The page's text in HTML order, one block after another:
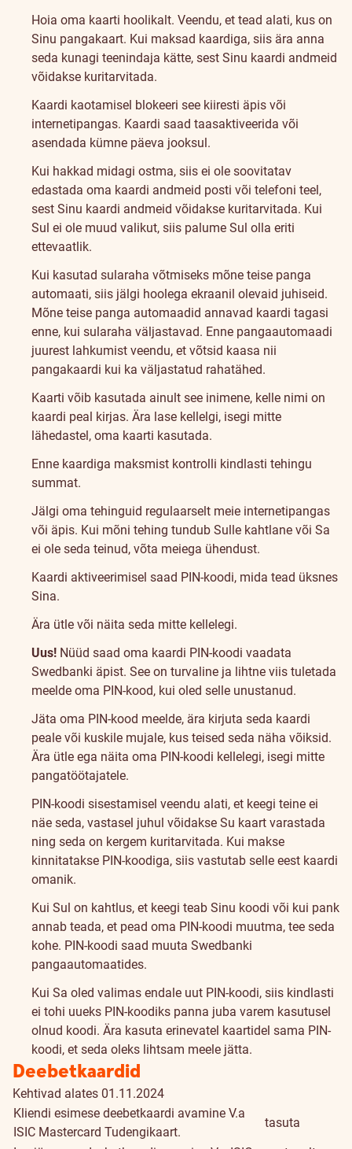
Hoia oma kaarti hoolikalt. Veendu, et tead alati, kus on
Sinu pangakaart. Kui maksad kaardiga, siis ära anna
seda kunagi teenindaja kätte, sest Sinu kaardi andmeid
võidakse kuritarvitada.
Kaardi kaotamisel blokeeri see kiiresti äpis või
internetipangas. Kaardi saad taasaktiveerida või
asendada kümne päeva jooksul.
Kui hakkad midagi ostma, siis ei ole soovitatav
edastada oma kaardi andmeid posti või telefoni teel,
sest Sinu kaardi andmeid võidakse kuritarvitada. Kui
Sul ei ole muud valikut, siis palume Sul olla eriti
ettevaatlik.
Kui kasutad sularaha võtmiseks mõne teise panga
automaati, siis jälgi hoolega ekraanil olevaid juhiseid.
Mõne teise panga automaadid annavad kaardi tagasi
enne, kui sularaha väljastavad. Enne pangaautomaadi
juurest lahkumist veendu, et võtsid kaasa nii
pangakaardi kui ka väljastatud rahatähed.
Kaarti võib kasutada ainult see inimene, kelle nimi on
kaardi peal kirjas. Ära lase kellelgi, isegi mitte
lähedastel, oma kaarti kasutada.
Enne kaardiga maksmist kontrolli kindlasti tehingu
summat.
Jälgi oma tehinguid regulaarselt meie internetipangas
või äpis. Kui mõni tehing tundub Sulle kahtlane või Sa
ei ole seda teinud, võta meiega ühendust.
Kaardi aktiveerimisel saad PIN-koodi, mida tead üksnes
Sina.
Ära ütle või näita seda mitte kellelegi.
Uus! Nüüd saad oma kaardi PIN-koodi vaadata
Swedbanki äpist. See on turvaline ja lihtne viis tuletada
meelde oma PIN-kood, kui oled selle unustanud.
Jäta oma PIN-kood meelde, ära kirjuta seda kaardi
peale või kuskile mujale, kus teised seda näha võiksid.
Ära ütle ega näita oma PIN-koodi kellelegi, isegi mitte
pangatöötajatele.
PIN-koodi sisestamisel veendu alati, et keegi teine ei
näe seda, vastasel juhul võidakse Su kaart varastada
ning seda on kergem kuritarvitada. Kui makse
kinnitatakse PIN-koodiga, siis vastutab selle eest kaardi
omanik.
Kui Sul on kahtlus, et keegi teab Sinu koodi või kui pank
annab teada, et pead oma PIN-koodi muutma, tee seda
kohe. PIN-koodi saad muuta Swedbanki
pangaautomaatides.
Kui Sa oled valimas endale uut PIN-koodi, siis kindlasti
ei tohi uueks PIN-koodiks panna juba varem kasutusel
olnud koodi. Ära kasuta erinevatel kaartidel sama PIN-
koodi, et seda oleks lihtsam meele jätta.
Hinnakiri
Deebetkaardid
Kehtivad alates 01.11.2024
Kliendi esimese deebetkaardi avamine V.a
ISIC Mastercard Tudengikaart.
tasuta